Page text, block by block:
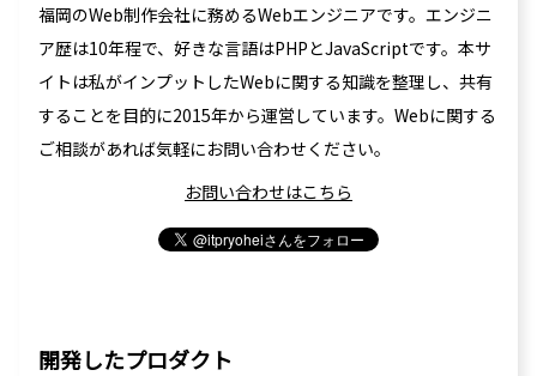
福岡のWeb制作会社に務めるWebエンジニアです。エンジニ
ア歴は10年程で、好きな言語はPHPとJavaScriptです。本サ
イトは私がインプットしたWebに関する知識を整理し、共有
することを目的に2015年から運営しています。Webに関する
ご相談があれば気軽にお問い合わせください。
お問い合わせはこちら
開発したプロダクト